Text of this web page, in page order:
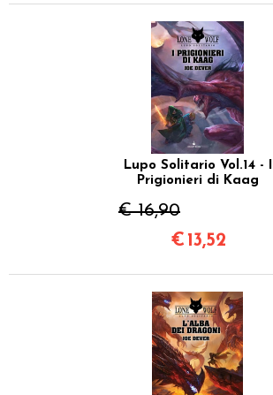
Lupo Solitario Vol.14 - I
Prigionieri di Kaag
€ 16,90
€ 13,52